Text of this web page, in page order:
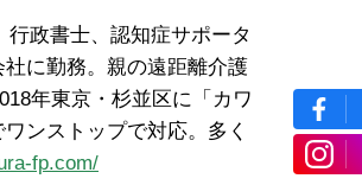
政書士、認知症サポータ
に勤務。親の遠距離介護
年東京・杉並区に「カワ
ンストップで対応。多く
fp.com/